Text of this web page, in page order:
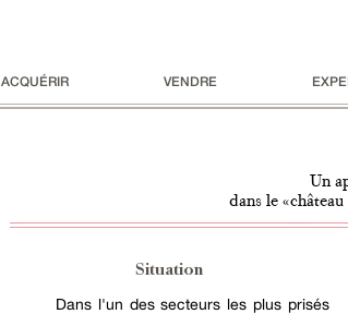
ACQUÉRIR VENDRE
Un
dans le
Situation
Dans l'un des secteurs les plus prisés